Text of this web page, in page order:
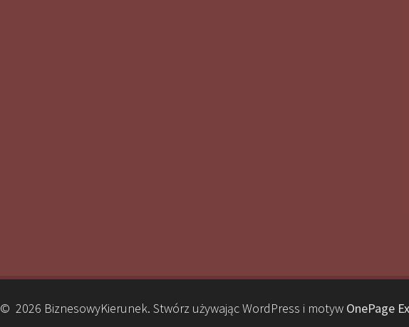
© 2026 BiznesowyKierunek. Stwórz używając WordPress i motyw OnePage